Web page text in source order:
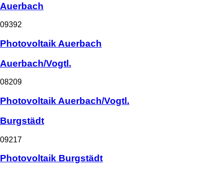
Auerbach
09392
Photovoltaik Auerbach
Auerbach/Vogtl.
08209
Photovoltaik Auerbach/Vogtl.
Burgstädt
09217
Photovoltaik Burgstädt